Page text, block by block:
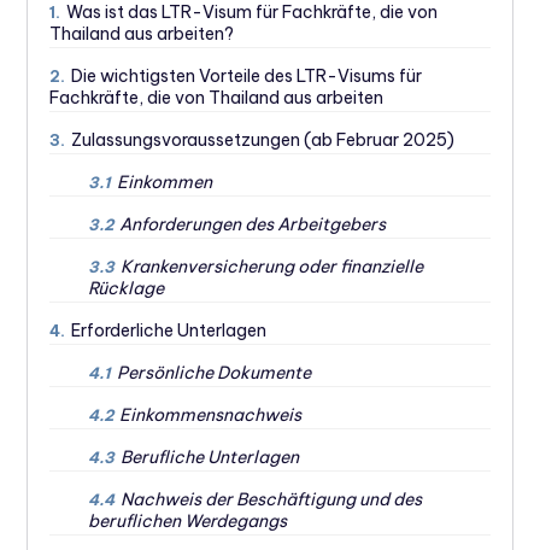
1. Was ist das LTR-Visum für Fachkräfte, die von
Thailand aus arbeiten?
2. Die wichtigsten Vorteile des LTR-Visums für
Fachkräfte, die von Thailand aus arbeiten
3. Zulassungsvoraussetzungen (ab Februar 2025)
3.1 Einkommen
3.2 Anforderungen des Arbeitgebers
3.3 Krankenversicherung oder finanzielle
Rücklage
4. Erforderliche Unterlagen
4.1 Persönliche Dokumente
4.2 Einkommensnachweis
4.3 Berufliche Unterlagen
4.4 Nachweis der Beschäftigung und des
beruflichen Werdegangs